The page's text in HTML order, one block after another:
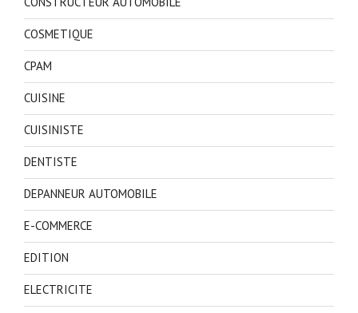
COSMETIQUE
CPAM
CUISINE
CUISINISTE
DENTISTE
DEPANNEUR AUTOMOBILE
E-COMMERCE
EDITION
ELECTRICITE